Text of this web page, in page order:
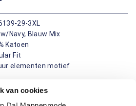
van cookies
29-3XL
Navy, Blauw Mix
Katoen
Fit
elementen motief
prettig en ziet er fris uit. De
en geeft fijne bewegingsruimte,